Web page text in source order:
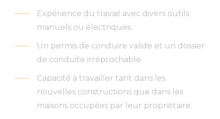
Expérience du travail avec divers outils
manuels ou électriques.
Un permis de conduire valide et un dossier
de conduite irréprochable.
Capacité à travailler tant dans les
nouvelles constructions que dans les
maisons occupées par leur propriétaire.